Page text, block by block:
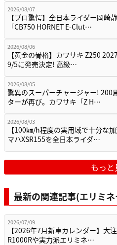
2026/08/07
【プロ驚愕】全日本ライダー岡崎
「CB750 HORNET E-Clut…
2026/08/06
【黄金の骨格】カワサキ Z250
9/5に発売決定! 高級…
2026/08/05
驚異のスーパーチャージャー! 200
ターが再び。カワサキ「Z H…
2026/08/03
【100㎞/h程度の実用域で十分な
マハXSR155を全日本ライダ…
もっと
最新の関連記事(エリミ
2026/07/09
【2026年7月新車カレンダー】大
R1000Rや実力派エリミネ…